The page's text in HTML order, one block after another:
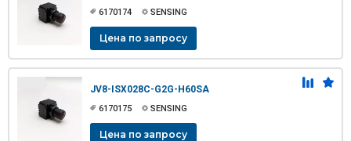
6170174 SENSING
Цена по запросу
JV8-ISX028C-G2G-H60SA
6170175 SENSING
Цена по запросу